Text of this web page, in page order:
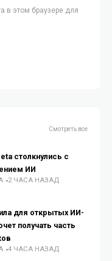
в этом браузере для
Смотреть все
столкнулись с
ИИ
2 ЧАСА НАЗАД
для открытых ИИ-
получать часть
4 ЧАСА НАЗАД